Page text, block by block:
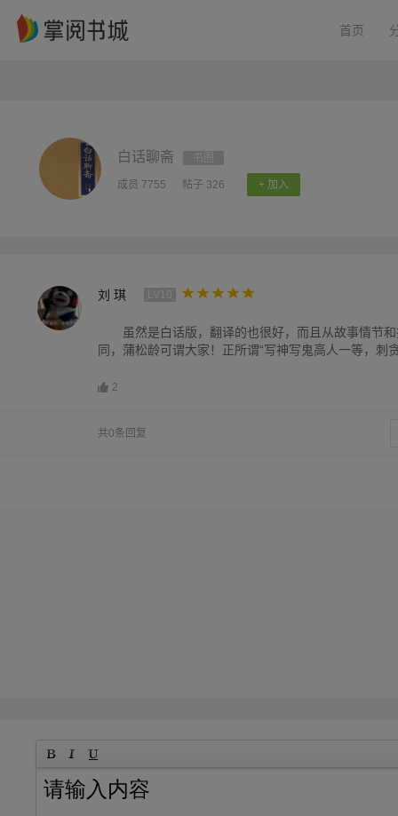
首页
白话聊斋
成员 7755 帖子 326 + 加入
刘 琪
虽然是白话版，翻译的也很好，而且从故事情节
同，蒲松龄可谓大家！正所谓“写神写鬼高人一等，刺
2
共0条回复